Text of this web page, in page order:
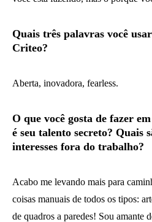
Quais três palavras você
Criteo?
Aberta, inovadora, fearless.
O que você gosta de fazer
é seu talento secreto? Quais
interesses fora do trabalho?
Acabo me levando mais para
coisas manuais de todos os tipos:
de quadros a paredes! Sou amante